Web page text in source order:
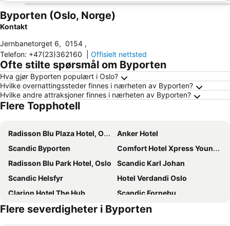
Byporten (Oslo, Norge)
Kontakt
Jernbanetorget 6, 0154 ,
Telefon: +47(23)362160 Offisielt nettsted
Ofte stilte spørsmål om Byporten
Hva gjør Byporten populært i Oslo?
Hvilke overnattingssteder finnes i nærheten av Byporten?
Hvilke andre attraksjoner finnes i nærheten av Byporten?
Flere Topphotell
Radisson Blu Plaza Hotel, Oslo
Anker Hotel
Scandic Byporten
Comfort Hotel Xpress Youngstorget
Radisson Blu Park Hotel, Oslo
Scandic Karl Johan
Scandic Helsfyr
Hotel Verdandi Oslo
Clarion Hotel The Hub
Scandic Fornebu
Scandic Holmenkollen Park
Radisson Blu Scandinavia Hotel, Oslo
Flere severdigheter i Byporten